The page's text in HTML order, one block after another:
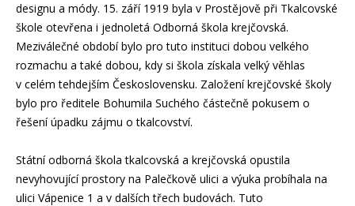
designu a módy. 15. září 1919 byla v Prostějově při Tkalcovské
škole otevřena i jednoletá Odborná škola krejčovská.
Meziválečné období bylo pro tuto instituci dobou velkého
rozmachu a také dobou, kdy si škola získala velký věhlas
v celém tehdejším Československu. Založení krejčovské školy
bylo pro ředitele Bohumila Suchého částečně pokusem o
řešení úpadku zájmu o tkalcovství.
Státní odborná škola tkalcovská a krejčovská opustila
nevyhovující prostory na Palečkově ulici a výuka probíhala na
ulici Vápenice 1 a v dalších třech budovách. Tuto